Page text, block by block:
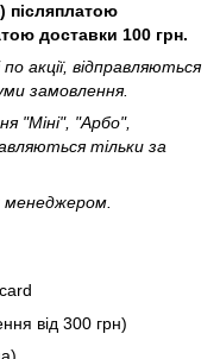
післяплатою
доставки 100 грн.
акції, відправляються
замовлення.
"Міні", "Арбо",
тільки за
менеджером.
від 300 грн)